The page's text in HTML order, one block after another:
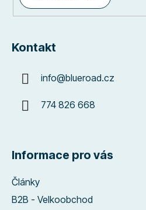
Kontakt
info@blueroad.cz
774 826 668
Informace pro vás
Články
B2B - Velkoobchod